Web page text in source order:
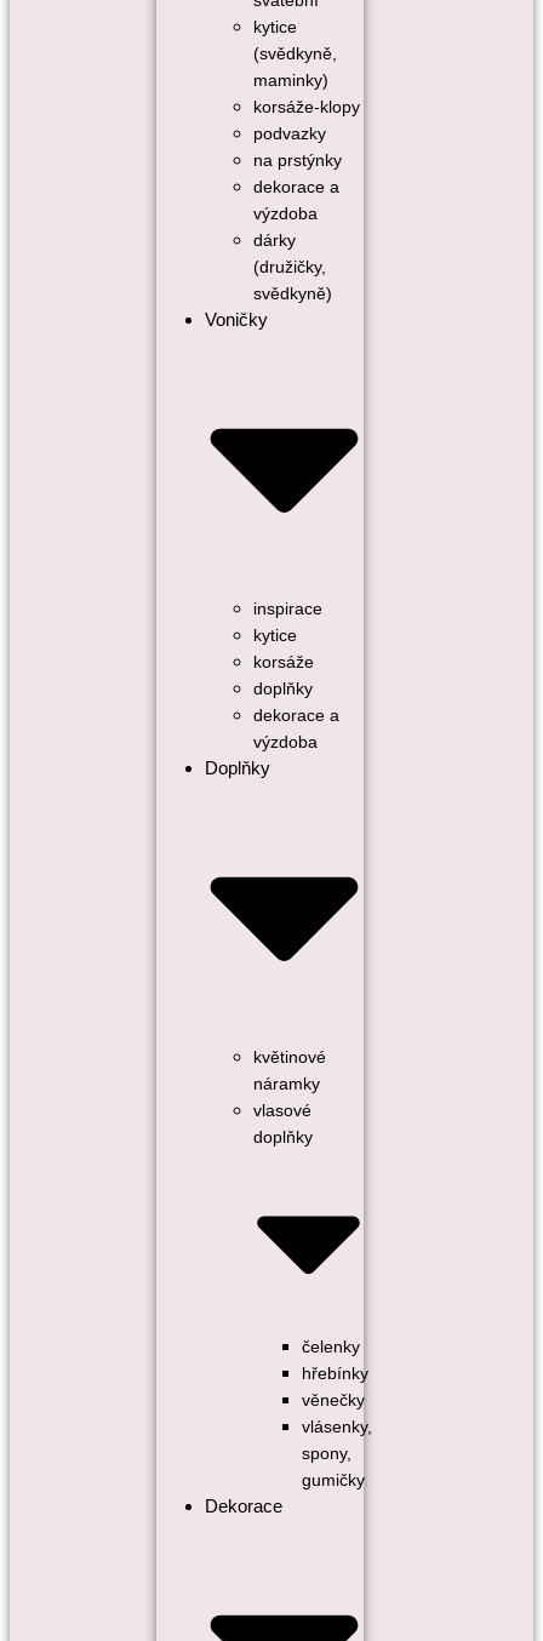
kytice
(svědkyně,
maminky)
korsáže-klopy
podvazky
na prstýnky
dekorace a
výzdoba
dárky
(družičky,
svědkyně)
Voničky
inspirace
kytice
korsáže
doplňky
dekorace a
výzdoba
Doplňky
květinové
náramky
vlasové
doplňky
čelenky
hřebínky
věnečky
vlásenky,
spony,
gumičky
Dekorace